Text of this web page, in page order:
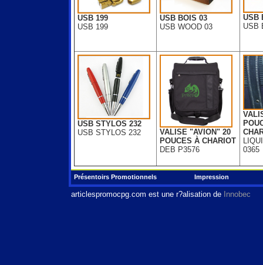
USB 199
USB 199
USB BOIS 03
USB WOOD 03
USB
USB
USB STYLOS 232
USB STYLOS 232
VALISE "AVION" 20
POUCES À CHARIOT
DEB P3576
0365
Présentoirs Promotionnels Impression
articlespromocpg.com est une r?alisation de Innobec